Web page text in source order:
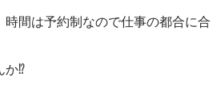
間は予約制なので仕事の都合に合
か⁉️